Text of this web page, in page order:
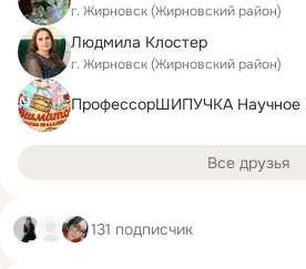
г. Жирновск (Жирновский район)
Людмила Клостер
г. Жирновск (Жирновский район)
ПрофессорШИПУЧКА Научное
Все друзья
131 подписчик